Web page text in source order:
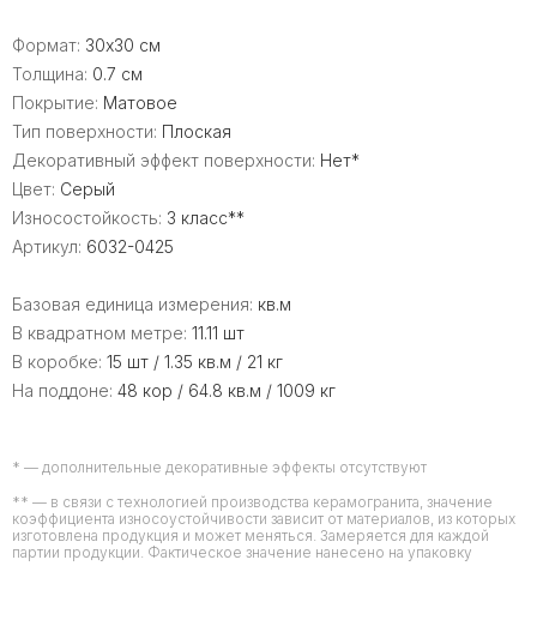
Формат: 30x30 см
Толщина: 0.7 см
Покрытие: Матовое
Тип поверхности: Плоская
Декоративный эффект поверхности: Нет*
Цвет: Серый
Износостойкость: 3 класс**
Артикул: 6032-0425
Базовая единица измерения: кв.м
В квадратном метре: 11.11 шт
В коробке: 15 шт / 1.35 кв.м / 21 кг
На поддоне: 48 кор / 64.8 кв.м / 1009 кг
* — дополнительные декоративные эффекты отсутствуют
** — в связи с технологией производства керамогранита, значение
коэффициента износоустойчивости зависит от материалов, из которых
изготовлена продукция и может меняться. Замеряется для каждой
партии продукции. Фактическое значение нанесено на упаковку